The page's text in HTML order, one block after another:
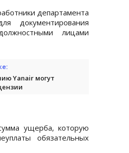
департамента
документирования
лицами
Yanair могут
ущерба, которую
обязательных